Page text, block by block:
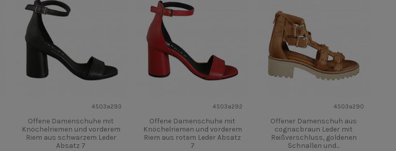
4503a293
Offene Damenschuhe mit
Knöchelriemen und vorderem
Riem aus schwarzem Leder
Absatz 7
4503a292
Offene Damenschuhe mit
Knöchelriemen und vorderem
Riem aus rotem Leder Absatz
7
4503a290
Offener Damenschuh aus
cognacbraun Leder mit
Reißverschluss, goldenen
Schnallen und...